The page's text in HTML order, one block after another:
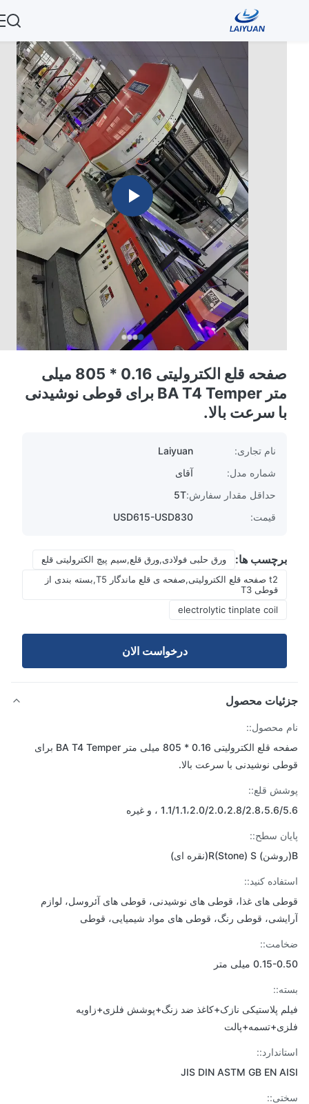
صفحه قلع الکترولیتی 0.16 * 805 میلی
متر BA T4 Temper برای قوطی نوشیدنی
با سرعت بالا.
نام تجاری:
Laiyuan
شماره مدل:
حداقل مقدار سفارش:5T
قیمت:
USD615-USD830
برچسب ها:
ورق حلبی فولادی,ورق قلع,سیم پیچ الکترولیتی قلع
t2 صفحه قلع الکترولیتی,صفحه ی قلع ماندگار T5,بسته بندی از
قوطی T3
electrolytic tinplate coil
درخواست الان
محصول
محصول::
صفحه قلع الکترولیتی 0.16 * 805 میلی متر BA T4 Temper برای
نوشیدنی با سرعت بالا.
قلع::
2.0،2.8/2.8،5.6/5.6 ، و غیره
سطح::
کنید::
های غذا، قوطی های نوشیدنی، قوطی های آئروسل، لوازم
قوطی رنگ، قوطی های مواد شیمیایی، قوطی
میلی متر
پلاستیکی نازک+کاغذ ضد زنگ+پوشش فلزی+زاویه
JIS DIN ASTM GB EN